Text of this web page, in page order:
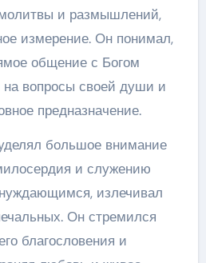
и размышлений,
измерение. Он понимал,
общение с Богом
вопросы своей души и
предназначение.
большое внимание
и служению
излечивал
Он стремился
благословения и